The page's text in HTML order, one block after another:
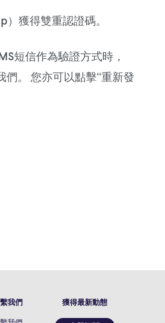
獲得雙重認證碼。
短信作為驗證方式時，
們。 您亦可以點擊“重新發
我們 獲得最新動態